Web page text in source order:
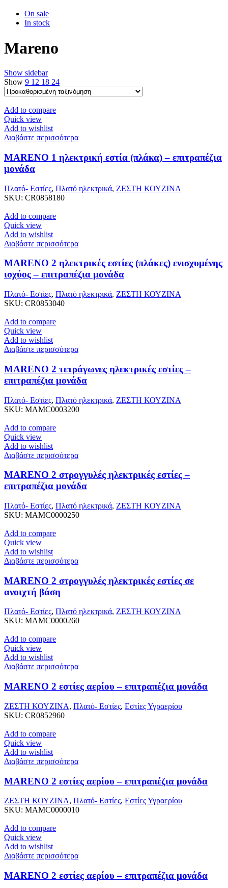
On sale
In stock
Mareno
Show sidebar
Show 9 12 18 24
Add to compare
Quick view
Add to wishlist
Διαβάστε περισσότερα
MARENO 1 ηλεκτρική εστία (πλάκα) – επιτραπέζια
μονάδα
Πλατό- Εστίες, Πλατό ηλεκτρικά, ΖΕΣΤΗ ΚΟΥΖΙΝΑ
SKU: CR0858180
Add to compare
Quick view
Add to wishlist
Διαβάστε περισσότερα
MARENO 2 ηλεκτρικές εστίες (πλάκες) ενισχυμένης
ισχύος – επιτραπέζια μονάδα
Πλατό- Εστίες, Πλατό ηλεκτρικά, ΖΕΣΤΗ ΚΟΥΖΙΝΑ
SKU: CR0853040
Add to compare
Quick view
Add to wishlist
Διαβάστε περισσότερα
MARENO 2 τετράγωνες ηλεκτρικές εστίες –
επιτραπέζια μονάδα
Πλατό- Εστίες, Πλατό ηλεκτρικά, ΖΕΣΤΗ ΚΟΥΖΙΝΑ
SKU: MAMC0003200
Add to compare
Quick view
Add to wishlist
Διαβάστε περισσότερα
MARENO 2 στρογγυλές ηλεκτρικές εστίες –
επιτραπέζια μονάδα
Πλατό- Εστίες, Πλατό ηλεκτρικά, ΖΕΣΤΗ ΚΟΥΖΙΝΑ
SKU: MAMC0000250
Add to compare
Quick view
Add to wishlist
Διαβάστε περισσότερα
MARENO 2 στρογγυλές ηλεκτρικές εστίες σε
ανοιχτή βάση
Πλατό- Εστίες, Πλατό ηλεκτρικά, ΖΕΣΤΗ ΚΟΥΖΙΝΑ
SKU: MAMC0000260
Add to compare
Quick view
Add to wishlist
Διαβάστε περισσότερα
MARENO 2 εστίες αερίου – επιτραπέζια μονάδα
ΖΕΣΤΗ ΚΟΥΖΙΝΑ, Πλατό- Εστίες, Εστίες Υγραερίου
SKU: CR0852960
Add to compare
Quick view
Add to wishlist
Διαβάστε περισσότερα
MARENO 2 εστίες αερίου – επιτραπέζια μονάδα
ΖΕΣΤΗ ΚΟΥΖΙΝΑ, Πλατό- Εστίες, Εστίες Υγραερίου
SKU: MAMC0000010
Add to compare
Quick view
Add to wishlist
Διαβάστε περισσότερα
MARENO 2 εστίες αερίου – επιτραπέζια μονάδα